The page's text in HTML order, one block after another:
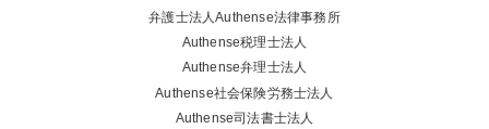
弁護士法人Authense法律事務所
Authense税理士法人
Authense弁理士法人
Authense社会保険労務士法人
Authense司法書士法人